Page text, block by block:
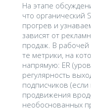
На этапе
что органический
прогрев и
зависят от
продаж. В рабочей
те метрики, на
напрямую: ER
регулярность
подписчиков
продвижения
необоснованных